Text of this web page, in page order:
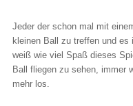
Jeder der schon mal mit
kleinen Ball zu treffen und es
weiß wie viel Spaß dieses
Ball fliegen zu sehen, immer
mehr los.